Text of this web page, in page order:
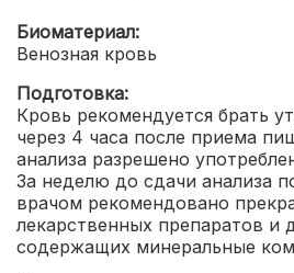
Биоматериал:
Венозная кровь
Подготовка:
Кровь рекомендуется брать
через 4 часа после приема
анализа разрешено
За неделю до сдачи анализа
врачом рекомендовано
лекарственных препаратов и
содержащих минеральные